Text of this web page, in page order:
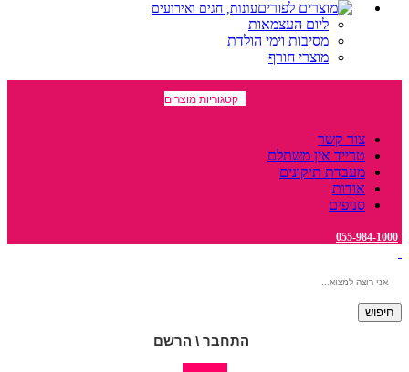
עונות, חגים ואירועים
ליום העצמאות
מסיבות וימי הולדת
מוצרי חורף
קטגוריות מוצרים
צור קשר
טרייד אין משתלם
מעבדת תיקונים
אודות
סניפים
055-984-1000
חיפוש
התחבר \ הרשם